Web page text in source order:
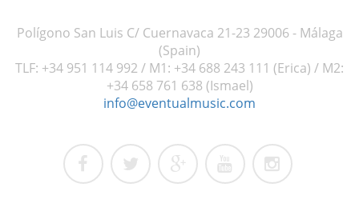
Polígono San Luis C/ Cuernavaca 21-23 29006 - Málaga
(Spain)
TLF: +34 951 114 992 / M1: +34 688 243 111 (Erica) / M2:
+34 658 761 638 (Ismael)
info@eventualmusic.com